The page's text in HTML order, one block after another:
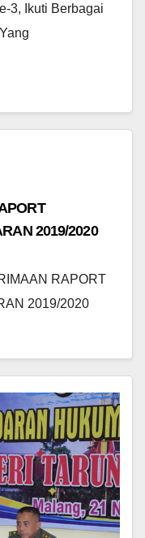
3, Ikuti Berbagai
2019/2020
RAPORT
2019/2020